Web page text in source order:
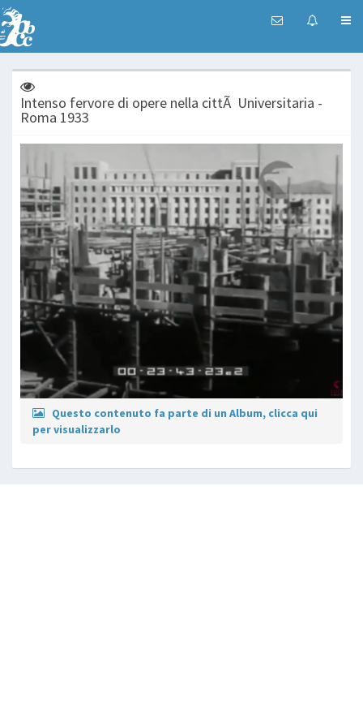
Intenso fervore di opere nella cittÃ Universitaria -
Roma 1933
Questo contenuto fa parte di un Album, clicca qui
per visualizzarlo